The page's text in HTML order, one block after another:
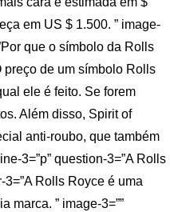
em US $ 1.500. ” image-
que o símbolo da Rolls
preço de um símbolo Rolls
ele é feito. Se forem
Além disso, Spirit of
anti-roubo, que também
3=”p” question-3=”A Rolls
3=”A Rolls Royce é uma
marca. ” image-3=””